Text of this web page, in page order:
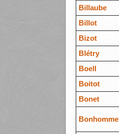
Billaube
Billot
Bizot
Blétry
Boell
Boitot
Bonet
Bonhomme